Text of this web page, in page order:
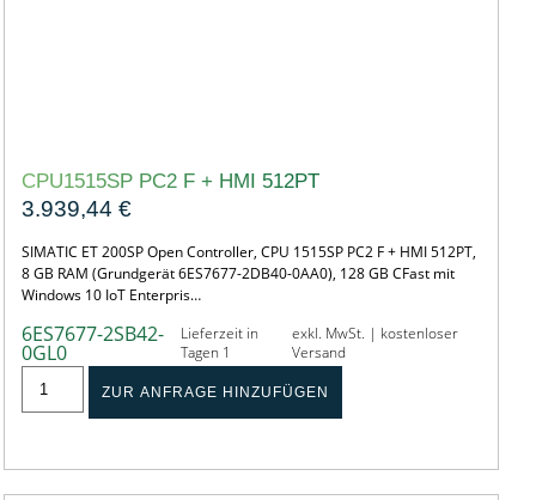
CPU1515SP PC2 F + HMI 512PT
3.939,44 €
SIMATIC ET 200SP Open Controller, CPU 1515SP PC2 F + HMI 512PT,
8 GB RAM (Grundgerät 6ES7677-2DB40-0AA0), 128 GB CFast mit
Windows 10 IoT Enterpris…
6ES7677-2SB42-
0GL0
Lieferzeit in
Tagen 1
exkl. MwSt. | kostenloser
Versand
ZUR ANFRAGE HINZUFÜGEN